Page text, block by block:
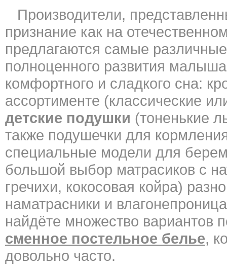
Производители,
признание как на
предлагаются самые
полноценного развития
комфортного и сладкого сна:
ассортименте (классические
детские подушки (тоненькие
также подушечки для
специальные модели для
большой выбор матрасиков с
гречихи, кокосовая койра)
наматрасники и
найдёте множество вариантов
сменное постельное белье,
довольно часто.